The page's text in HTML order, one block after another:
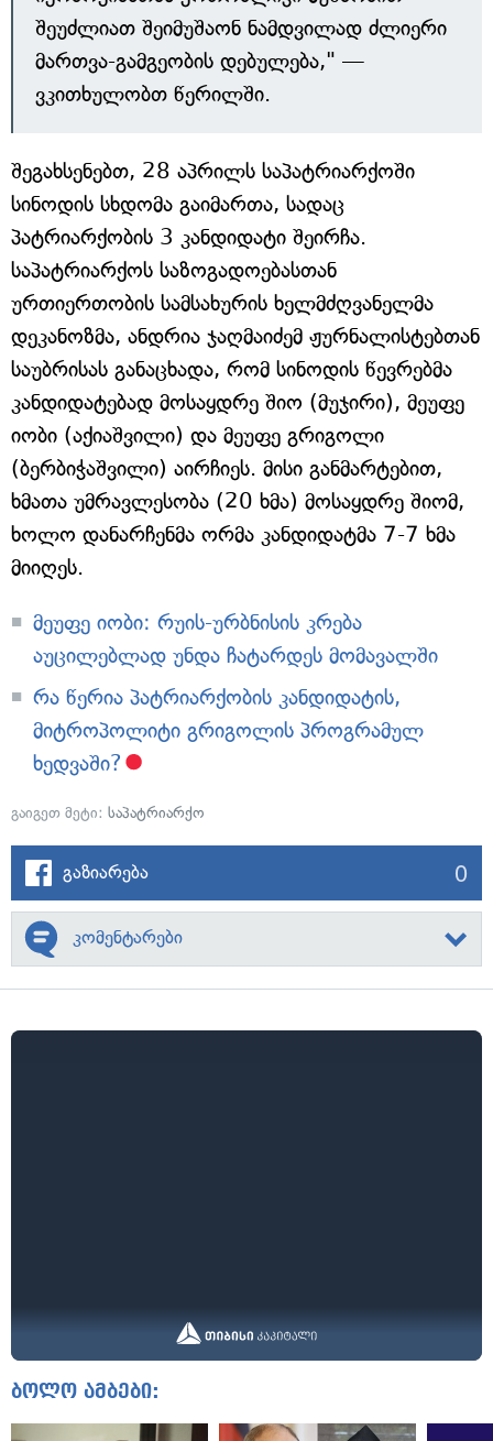
შეუძლიათ შეიმუშაონ ნამდვილად ძლიერი
მართვა-გამგეობის დებულება," —
ვკითხულობთ წერილში.
შეგახსენებთ, 28 აპრილს საპატრიარქოში
სინოდის სხდომა გაიმართა, სადაც
პატრიარქობის 3 კანდიდატი შეირჩა.
საპატრიარქოს საზოგადოებასთან
ურთიერთობის სამსახურის ხელმძღვანელმა
დეკანოზმა, ანდრია ჯაღმაიძემ ჟურნალისტებთან
საუბრისას განაცხადა, რომ სინოდის წევრებმა
კანდიდატებად მოსაყდრე შიო (მუჯირი), მეუფე
იობი (აქიაშვილი) და მეუფე გრიგოლი
(ბერბიჭაშვილი) აირჩიეს. მისი განმარტებით,
ხმათა უმრავლესობა (20 ხმა) მოსაყდრე შიომ,
ხოლო დანარჩენმა ორმა კანდიდატმა 7-7 ხმა
მიიღეს.
მეუფე იობი: რუის-ურბნისის კრება
აუცილებლად უნდა ჩატარდეს მომავალში
რა წერია პატრიარქობის კანდიდატის,
მიტროპოლიტი გრიგოლის პროგრამულ
ხედვაში?
გაიგეთ მეტი: საპატრიარქო
გაზიარება 0
კომენტარები
ბოლო ამბები: